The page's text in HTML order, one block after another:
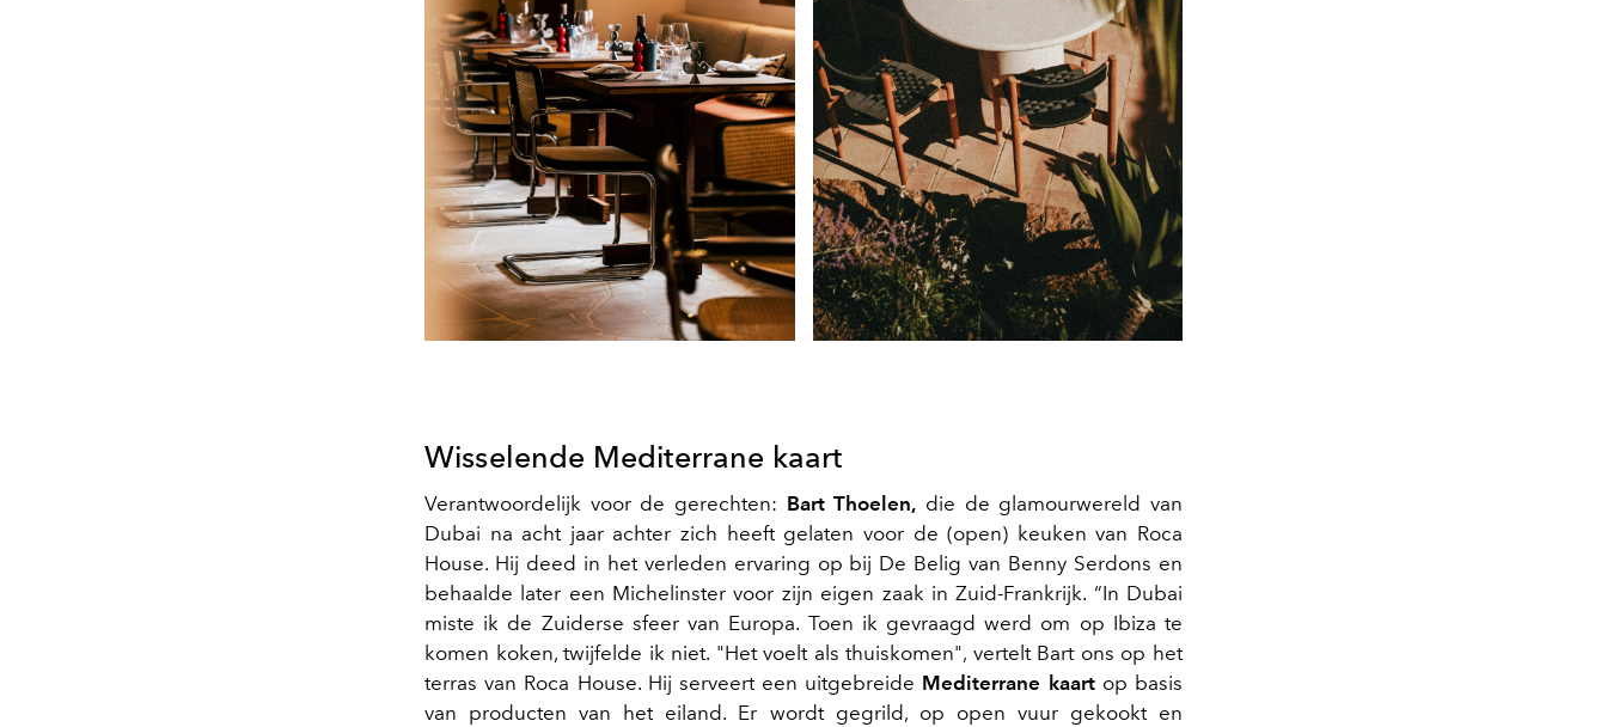
Wisselende Mediterrane kaart
Verantwoordelijk voor de gerechten: Bart Thoelen, die de glamourwereld van
Dubai na acht jaar achter zich heeft gelaten voor de (open) keuken van Roca
House. Hij deed in het verleden ervaring op bij De Belig van Benny Serdons en
behaalde later een Michelinster voor zijn eigen zaak in Zuid-Frankrijk. “In Dubai
miste ik de Zuiderse sfeer van Europa. Toen ik gevraagd werd om op Ibiza te
komen koken, twijfelde ik niet. "Het voelt als thuiskomen", vertelt Bart ons op het
terras van Roca House. Hij serveert een uitgebreide Mediterrane kaartop basis
van producten van het eiland. Er wordt gegrild, op open vuur gekookt en